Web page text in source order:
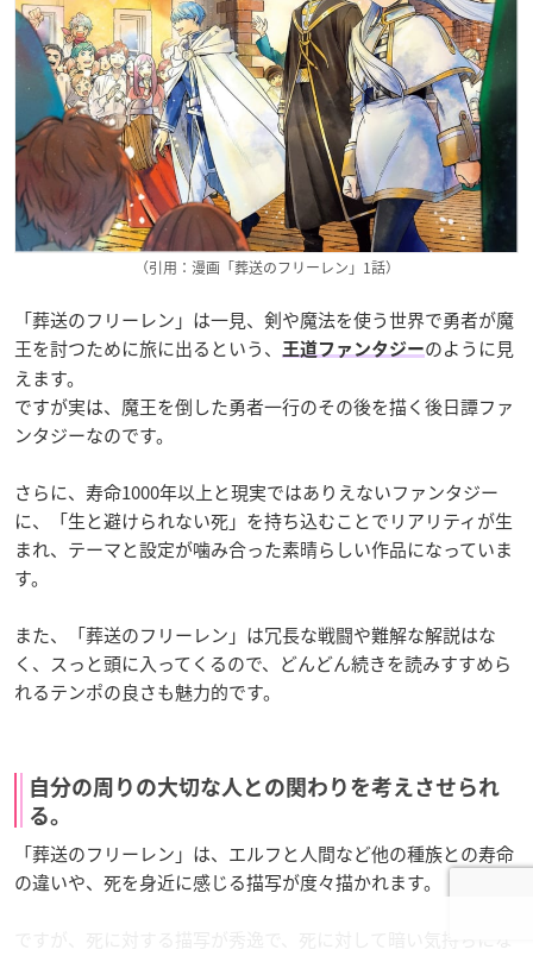
（引用：漫画「葬送のフリーレン」1話）
「葬送のフリーレン」は一見、剣や魔法を使う世界で勇者が魔
王を討つために旅に出るという、
王道ファンタジーのように見
えます。
ですが実は、魔王を倒した勇者一行のその後を描く後日譚ファ
ンタジーなのです。
さらに、寿命1000年以上と現実ではありえないファンタジー
に、「生と避けられない死」を持ち込むことでリアリティが生
まれ、テーマと設定が噛み合った素晴らしい作品になっていま
す。
また、「葬送のフリーレン」は冗長な戦闘や難解な解説はな
く、スっと頭に入ってくるので、どんどん続きを読みすすめら
れるテンポの良さも魅力的です。
自分の周りの大切な人との関わりを考えさせられ
る。
「葬送のフリーレン」は、エルフと人間など他の種族との寿命
の違いや、死を身近に感じる描写が度々描かれます。